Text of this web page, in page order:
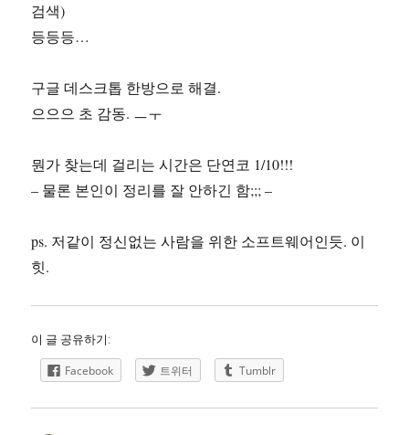
검색)
등등등…
구글 데스크톱 한방으로 해결.
으으으 초 감동. ㅡㅜ
뭔가 찾는데 걸리는 시간은 단연코 1/10!!!
– 물론 본인이 정리를 잘 안하긴 함;;; –
ps. 저같이 정신없는 사람을 위한 소프트웨어인듯. 이
힛.
이 글 공유하기:
Facebook 트위터 Tumblr